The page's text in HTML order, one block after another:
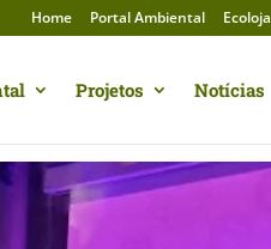
Home Portal Ambiental Ecoloja
Projetos Notícias